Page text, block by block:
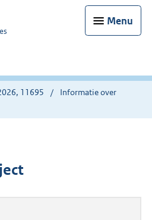
Menu
11695
Informatie over